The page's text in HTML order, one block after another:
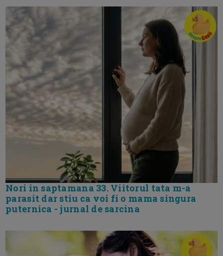
Nori in saptamana 33. Viitorul tata m-a
parasit dar stiu ca voi fi o mama singura
puternica - jurnal de sarcina